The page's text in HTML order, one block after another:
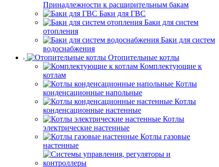
Принадлежности к расширительным бакам
Баки для ГВС
Баки для систем
отопления
Баки для систем
водоснабжения
Отопительные котлы
Комплектующие к
котлам
Котлы
конденсационные напольные
Котлы
конденсационные настенные
Котлы
электрические настенные
Котлы газовые
настенные